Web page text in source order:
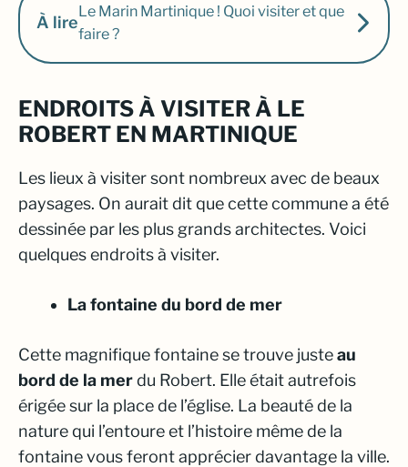
À lire
Le Marin Martinique ! Quoi visiter et que
faire ?
ENDROITS À VISITER À LE
ROBERT EN MARTINIQUE
Les lieux à visiter sont nombreux avec de beaux
paysages. On aurait dit que cette commune a été
dessinée par les plus grands architectes. Voici
quelques endroits à visiter.
La fontaine du bord de mer
Cette magnifique fontaine se trouve justeau
bord de la merdu Robert. Elle était autrefois
érigée sur la place de l’église. La beauté de la
nature qui l’entoure et l’histoire même de la
fontaine vous feront apprécier davantage la ville.